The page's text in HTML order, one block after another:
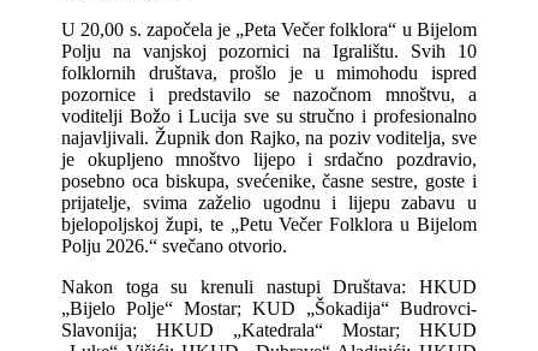
U 20,00 s. započela je „Peta Večer folklora“ u Bijelom
Polju na vanjskoj pozornici na Igralištu. Svih 10
folklornih društava, prošlo je u mimohodu ispred
pozornice i predstavilo se nazočnom mnoštvu, a
voditelji Božo i Lucija sve su stručno i profesionalno
najavljivali. Župnik don Rajko, na poziv voditelja, sve
je okupljeno mnoštvo lijepo i srdačno pozdravio,
posebno oca biskupa, svećenike, časne sestre, goste i
prijatelje, svima zaželio ugodnu i lijepu zabavu u
bjelopoljskoj župi, te „Petu Večer Folklora u Bijelom
Polju 2026.“ svečano otvorio.
Nakon toga su krenuli nastupi Društava: HKUD
„Bijelo Polje“ Mostar; KUD „Šokadija“ Budrovci-
Slavonija; HKUD „Katedrala“ Mostar; HKUD